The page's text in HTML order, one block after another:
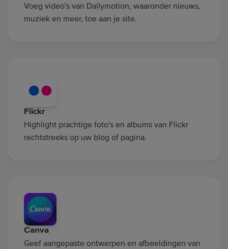
Voeg video's van Dailymotion, waaronder nieuws,
muziek en meer, toe aan je site.
Flickr
Highlight prachtige foto's en albums van Flickr
rechtstreeks op uw blog of pagina.
Canva
Geef aangepaste ontwerpen en afbeeldingen van